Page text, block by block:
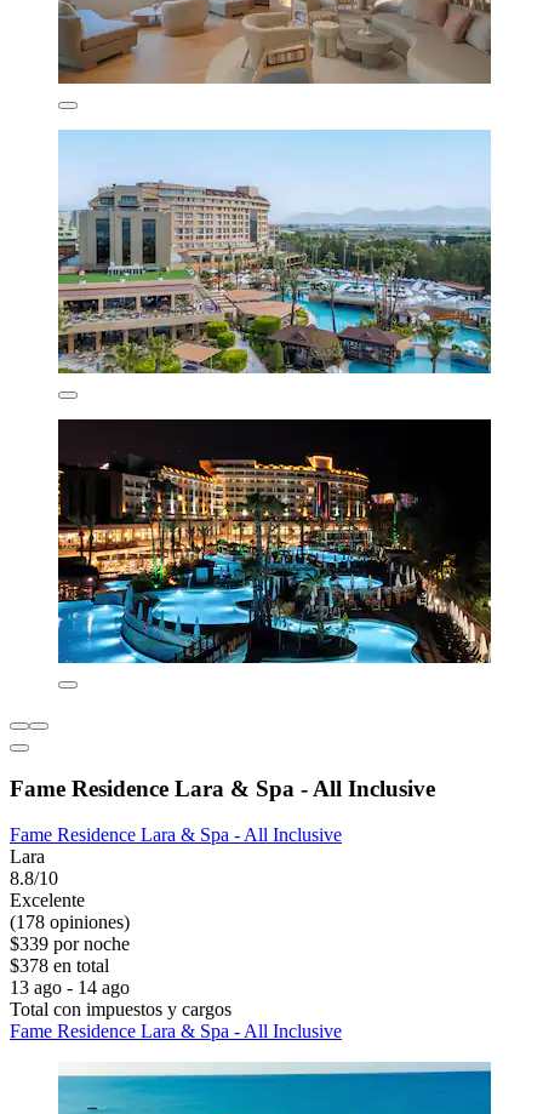
Fame Residence Lara & Spa - All Inclusive
Fame Residence Lara & Spa - All Inclusive
Lara
8.8/10
Excelente
(178 opiniones)
$339 por noche
$378 en total
13 ago - 14 ago
Total con impuestos y cargos
Fame Residence Lara & Spa - All Inclusive